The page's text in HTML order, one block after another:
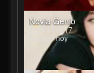
Novia Genio
2026 | T1E17
Estreno hoy